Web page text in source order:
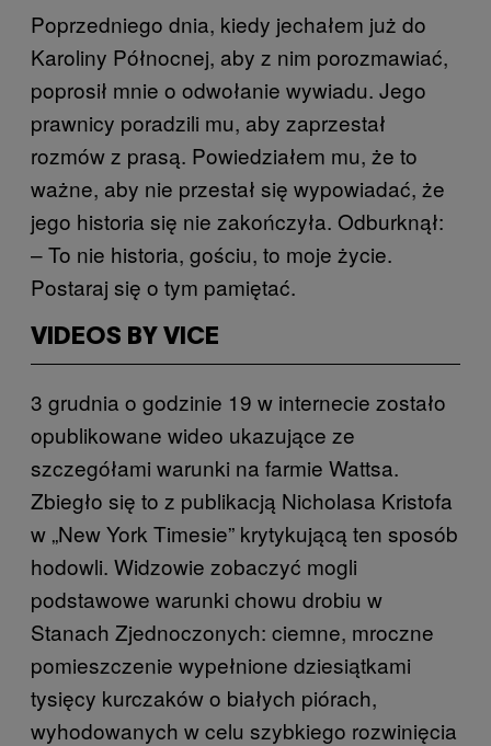
Poprzedniego dnia, kiedy jechałem już do
Karoliny Północnej, aby z nim porozmawiać,
poprosił mnie o odwołanie wywiadu. Jego
prawnicy poradzili mu, aby zaprzestał
rozmów z prasą. Powiedziałem mu, że to
ważne, aby nie przestał się wypowiadać, że
jego historia się nie zakończyła. Odburknął:
– To nie historia, gościu, to moje życie.
Postaraj się o tym pamiętać.
VIDEOS BY VICE
3 grudnia o godzinie 19 w internecie zostało
opublikowane wideo ukazujące ze
szczegółami warunki na farmie Wattsa.
Zbiegło się to z publikacją Nicholasa Kristofa
w „New York Timesie” krytykującą ten sposób
hodowli. Widzowie zobaczyć mogli
podstawowe warunki chowu drobiu w
Stanach Zjednoczonych: ciemne, mroczne
pomieszczenie wypełnione dziesiątkami
tysięcy kurczaków o białych piórach,
wyhodowanych w celu szybkiego rozwinięcia